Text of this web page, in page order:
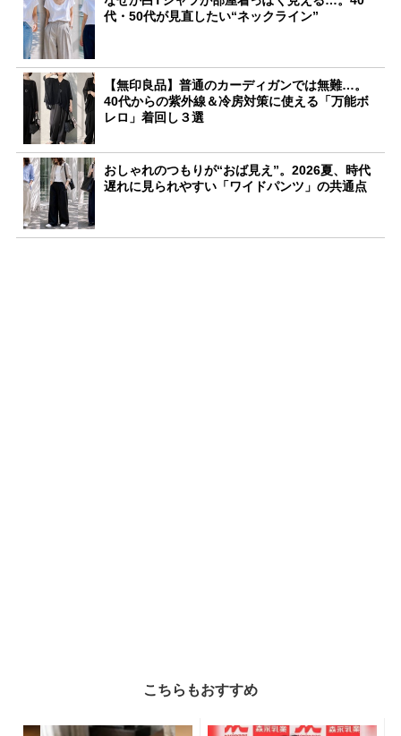
代・50代が見直したい“ネックライン”
【無印良品】普通のカーディガンでは無難…。
40代からの紫外線＆冷房対策に使える「万能ボ
レロ」着回し３選
おしゃれのつもりが“おば見え”。2026夏、時代
遅れに見られやすい「ワイドパンツ」の共通点
こちらもおすすめ